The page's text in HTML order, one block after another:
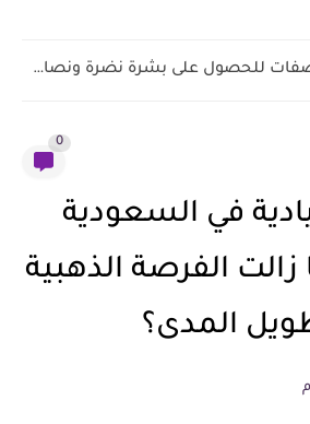
ما هو فوائد المغنيسيوم للشعر وكيف يتم استخدامه
0
في السعودية
زالت الفرصة الذهبية
المدى؟